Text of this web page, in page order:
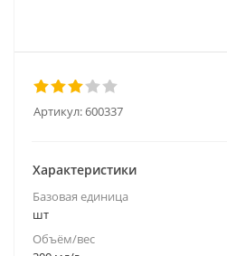
Артикул:600337
Характеристики
Базовая единица
шт
Объём/вес